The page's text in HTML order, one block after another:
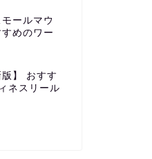
ールマウ
めのワー
版】 おすす
ネスリール